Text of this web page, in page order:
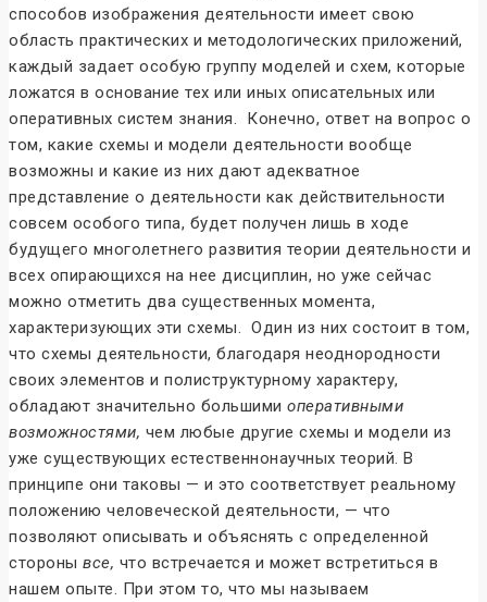
способов изображения деятельности имеет свою
область практических и методологических приложений,
каждый задает особую группу моделей и схем, которые
ложатся в основание тех или иных описательных или
оперативных систем знания. Конечно, ответ на вопрос о
том, какие схемы и модели деятельности вообще
возможны и какие из них дают адекватное
представление о деятельности как действительности
совсем особого типа, будет получен лишь в ходе
будущего многолетнего развития теории деятельности и
всех опирающихся на нее дисциплин, но уже сейчас
можно отметить два существенных момента,
характеризующих эти схемы. Один из них состоит в том,
что схемы деятельности, благодаря неоднородности
своих элементов и полиструктурному характеру,
обладают значительно большими оперативными
возможностями, чем любые другие схемы и модели из
уже существующих естественнонаучных теорий. В
принципе они таковы — и это соответствует реальному
положению человеческой деятельности, — что
позволяют описывать и объяснять с определенной
стороны все, что встречается и может встретиться в
нашем опыте. При этом то, что мы называем